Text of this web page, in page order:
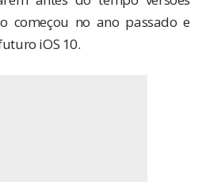
começou no ano passado e
iOS 10.